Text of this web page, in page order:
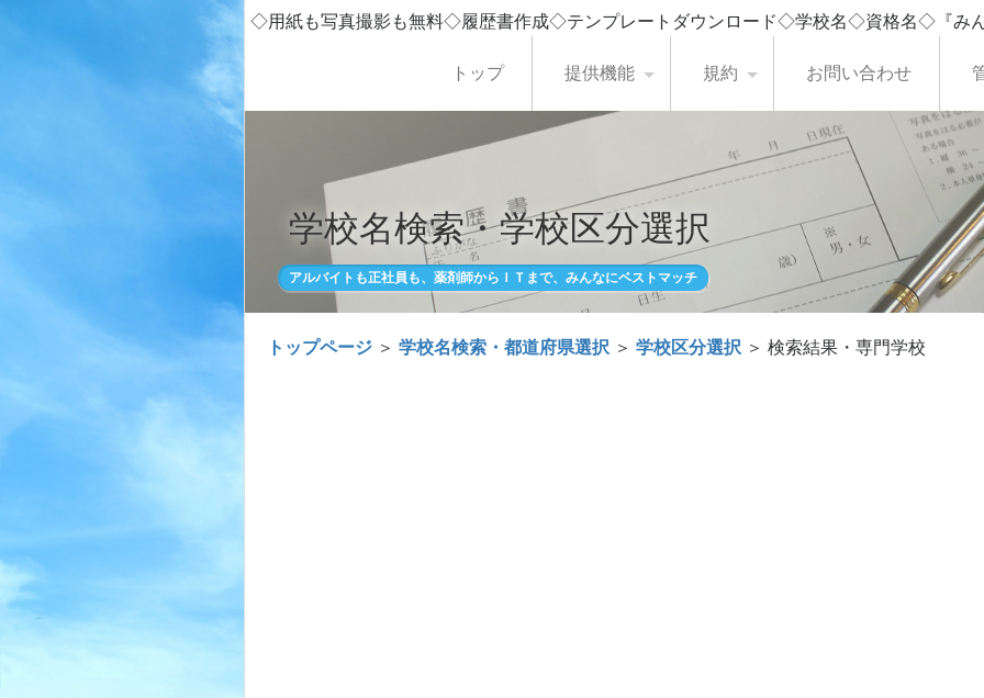
◇用紙も写真撮影も無料◇履歴書作成◇テンプレートダウンロード◇学校名◇資格名◇『み
トップ 提供機能 規約 お問い合わせ
学校名検索・学校区分選択
アルバイトも正社員も、薬剤師からＩＴまで、みんなにベストマッチ
トップページ ＞ 学校名検索・都道府県選択 ＞ 学校区分選択 ＞ 検索結果・専門学校